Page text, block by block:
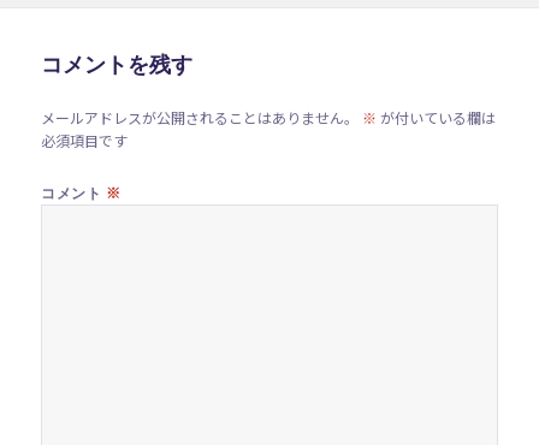
コメントを残す
メールアドレスが公開されることはありません。 ※ が付いている欄は
必須項目です
コメント ※